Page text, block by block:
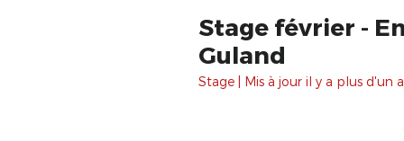
Stage février -
Guland
Stage | Mis à jour il y a plus d'un